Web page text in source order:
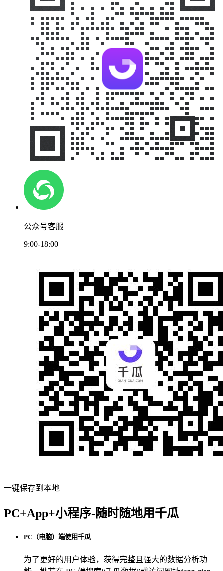
公众号客服
9:00-18:00
一键保存到本地
PC+App+小程序-随时随地用千瓜
PC（电脑）端使用千瓜
为了更好的用户体验，获得完整且强大的数据分析功